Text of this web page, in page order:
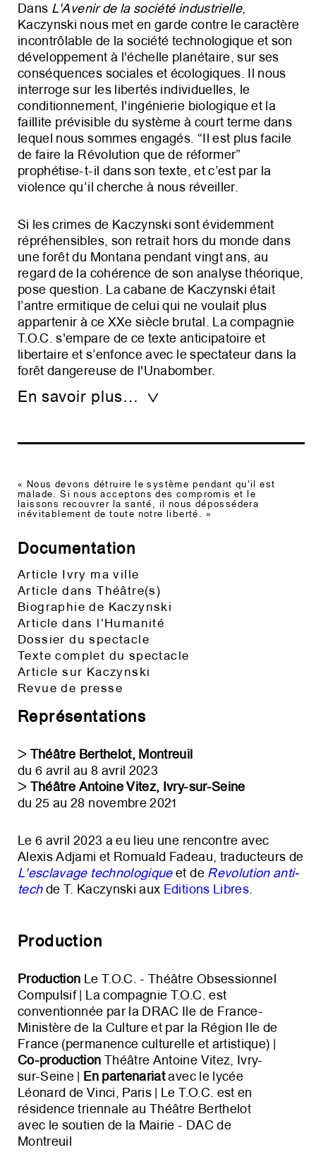
Dans L'Avenir de la société industrielle,
Kaczynski nous met en garde contre le caractère
incontrôlable de la société technologique et son
développement à l'échelle planétaire, sur ses
conséquences sociales et écologiques. Il nous
interroge sur les libertés individuelles, le
conditionnement, l'ingénierie biologique et la
faillite prévisible du système à court terme dans
lequel nous sommes engagés. “Il est plus facile
de faire la Révolution que de réformer”
prophétise-t-il dans son texte, et c’est par la
violence qu’il cherche à nous réveiller.
Si les crimes de Kaczynski sont évidemment
répréhensibles, son retrait hors du monde dans
une forêt du Montana pendant vingt ans, au
regard de la cohérence de son analyse théorique,
pose question. La cabane de Kaczynski était
l’antre ermitique de celui qui ne voulait plus
appartenir à ce XXe siècle brutal. La compagnie
T.O.C. s'empare de ce texte anticipatoire et
libertaire et s’enfonce avec le spectateur dans la
forêt dangereuse de l'Unabomber.
En savoir plus…
« Nous devons détruire le système pendant qu'il est
malade. Si nous acceptons des compromis et le
laissons recouvrer la santé, il nous dépossédera
inévitablement de toute notre liberté. »
Documentation
Article Ivry ma ville
Article dans Théâtre(s)
Biographie de Kaczynski
Article dans l'Humanité
Dossier du spectacle
Texte complet du spectacle
Article sur Kaczynski
Revue de presse
Représentations
ᐳ Théâtre Berthelot, Montreuil
du 6 avril au 8 avril 2023
ᐳ Théâtre Antoine Vitez, Ivry-sur-Seine
du 25 au 28 novembre 2021
Le 6 avril 2023 a eu lieu une rencontre avec
Alexis Adjami et Romuald Fadeau, traducteurs de
L'esclavage technologiqueet de Revolution anti-
techde T. Kaczynski aux Editions Libres.
Production
Production Le T.O.C. - Théâtre Obsessionnel
Compulsif | La compagnie T.O.C. est
conventionnée par la DRAC Ile de France-
Ministère de la Culture et par la Région Ile de
France (permanence culturelle et artistique) |
Co-production Théâtre Antoine Vitez, Ivry-
sur-Seine | En partenariatavec le lycée
Léonard de Vinci, Paris | Le T.O.C. est en
résidence triennale au Théâtre Berthelot
avec le soutien de la Mairie - DAC de
Montreuil